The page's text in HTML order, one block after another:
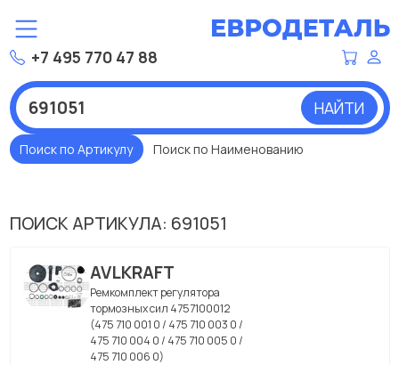
+7 495 770 47 88
НАЙТИ
Поиск по Артикулу Поиск по Наименованию
ПОИСК АРТИКУЛА: 691051
AVLKRAFT
Ремкомплект регулятора
тормозных сил 4757100012
(475 710 001 0 / 475 710 003 0 /
475 710 004 0 / 475 710 005 0 /
475 710 006 0)